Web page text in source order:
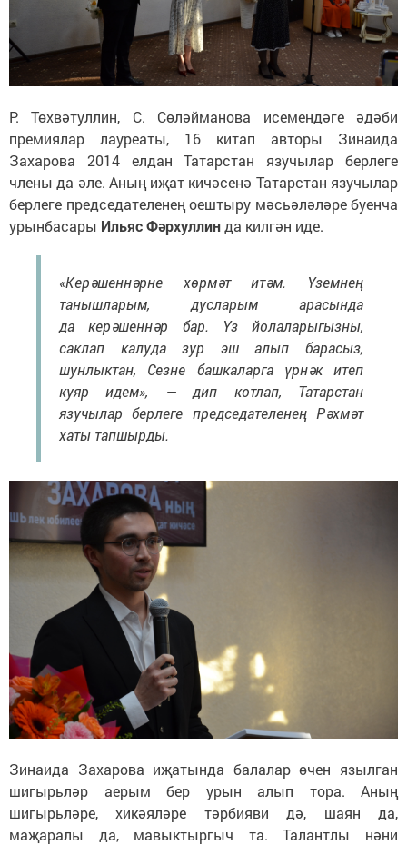
Р. Төхвәтуллин, С. Сөләйманова исемендәге әдәби
премиялар лауреаты, 16 китап авторы Зинаида
Захарова 2014 елдан Татарстан язучылар берлеге
члены да әле. Аның иҗат кичәсенә Татарстан язучылар
берлеге председателенең оештыру мәсьәләләре буенча
урынбасары Ильяс Фәрхуллинда килгән иде.
«Керәшеннәрне хөрмәт итәм. Үземнең
танышларым, дусларым арасында
да керәшеннәр бар. Үз йолаларыгызны,
саклап калуда зур эш алып барасыз,
шунлыктан, Сезне башкаларга үрнәк итеп
куяр идем», — дип котлап, Татарстан
язучылар берлеге председателенең Рәхмәт
хаты тапшырды.
Зинаида Захарова иҗатында балалар өчен язылган
шигырьләр аерым бер урын алып тора. Аның
шигырьләре, хикәяләре тәрбияви дә, шаян да,
маҗаралы да, мавыктыргыч та. Талантлы нәни